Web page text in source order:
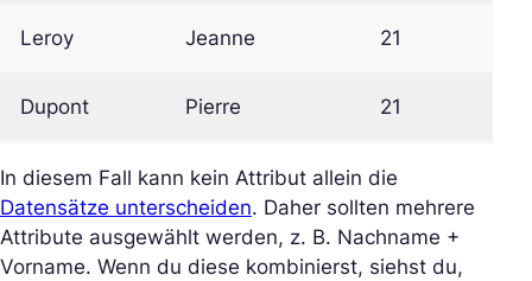
Leroy Jeanne 21
Dupont Pierre 21
In diesem Fall kann kein Attribut allein die
Datensätze unterscheiden. Daher sollten mehrere
Attribute ausgewählt werden, z. B. Nachname +
Vorname. Wenn du diese kombinierst, siehst du,